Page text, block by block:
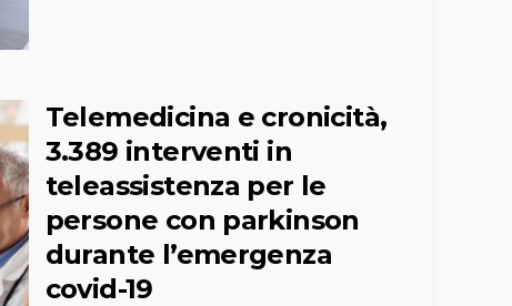
Telemedicina e cronicità,
3.389 interventi in
teleassistenza per le
persone con parkinson
durante l’emergenza
covid-19